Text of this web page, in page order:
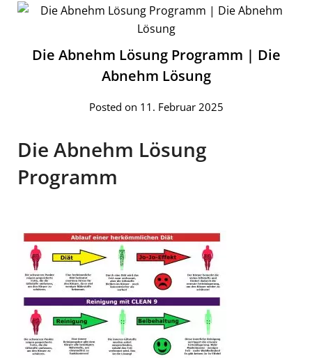
Die Abnehm Lösung Programm | Die
Abnehm Lösung
Posted on 11. Februar 2025
Die Abnehm Lösung
Programm